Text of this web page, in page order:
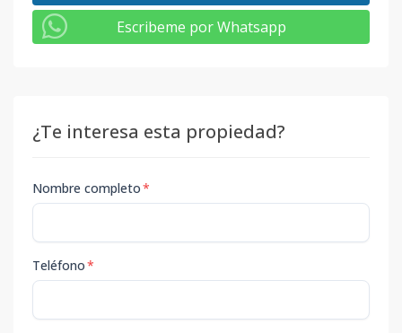
Escribeme por Whatsapp
¿Te interesa esta propiedad?
Nombre completo*
Teléfono*